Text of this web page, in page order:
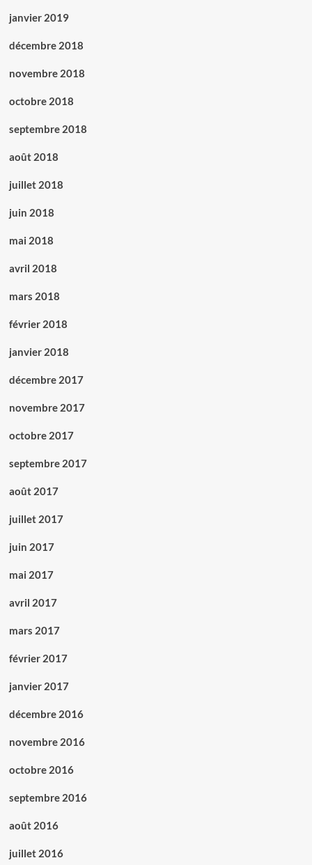
janvier 2019
décembre 2018
novembre 2018
octobre 2018
septembre 2018
août 2018
juillet 2018
juin 2018
mai 2018
avril 2018
mars 2018
février 2018
janvier 2018
décembre 2017
novembre 2017
octobre 2017
septembre 2017
août 2017
juillet 2017
juin 2017
mai 2017
avril 2017
mars 2017
février 2017
janvier 2017
décembre 2016
novembre 2016
octobre 2016
septembre 2016
août 2016
juillet 2016